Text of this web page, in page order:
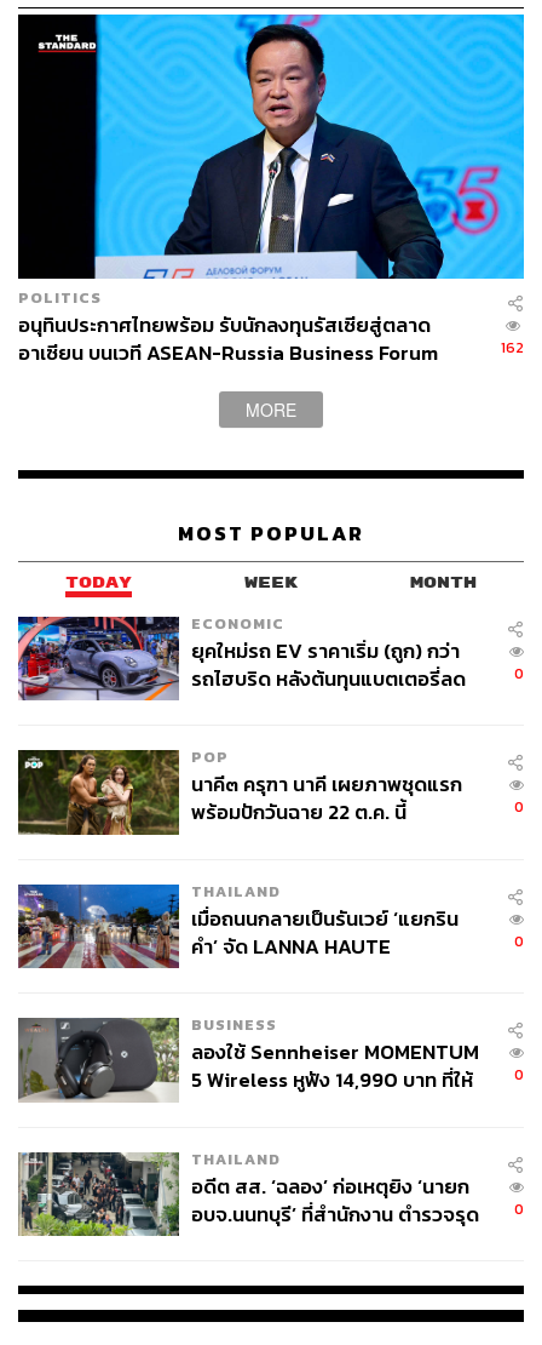
ABOUT THE AUTHOR
ศนิชา ละครพล
THE STANDARD WEALTH Editor
POLITICS
อนุทินประกาศไทยพร้อม รับนักลงทุนรัสเซียสู่ตลาด
อาเซียน บนเวที ASEAN-Russia Business Forum
162
MORE
MOST POPULAR
TODAY WEEK MONTH
ECONOMIC
ยุคใหม่รถ EV ราคาเริ่ม (ถูก) กว่า
รถไฮบริด หลังต้นทุนแบตเตอรี่ลด
0
POP
นาคี๓ ครุฑา นาคี เผยภาพชุดแรก
พร้อมปักวันฉาย 22 ต.ค. นี้
0
THAILAND
เมื่อถนนกลายเป็นรันเวย์ ‘แยกริน
คำ’ จัด LANNA HAUTE
0
BUSINESS
ลองใช้ Sennheiser MOMENTUM
5 Wireless หูฟัง 14,990 บาท ที่ให้
0
THAILAND
อดีต สส. ‘ฉลอง’ ก่อเหตุยิง ‘นายก
อบจ.นนทบุรี’ ที่สำนักงาน ตำรวจรุด
0